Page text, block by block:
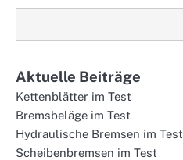
Aktuelle Beiträge
Kettenblätter im Test
Bremsbeläge im Test
Hydraulische Bremsen im Test
Scheibenbremsen im Test